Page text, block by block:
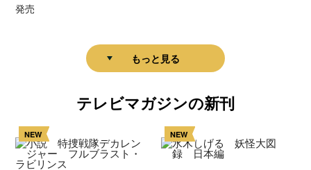
発売
もっと見る
テレビマガジンの新刊
NEW NEW